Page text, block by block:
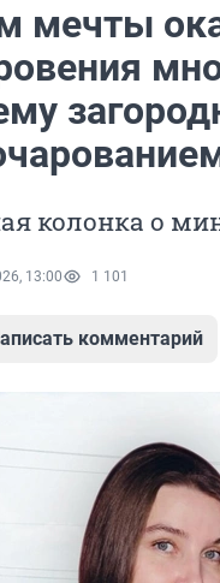
мечты
колонка о
13:00 1 101
комментарий